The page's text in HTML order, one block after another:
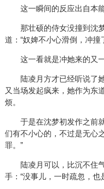
这一瞬间的反应出自本
那壮硕的侍女没撞到沈
道：“奴婢不小心滑倒，冲撞
这一看就是冲她来的又
陆凌月方才已经听说了
又当场发起疯来，她作为东
烦。
于是在沈梦初发作之前
们有不小心的，不过是无心
罪。”
陆凌月可以，比沉不住
手：“没事儿，一时疏忽，也